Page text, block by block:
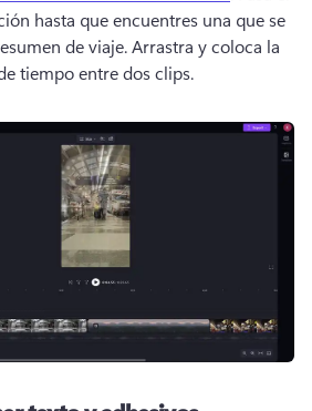
hasta que encuentres una que se
de viaje. Arrastra y coloca la
tiempo entre dos clips.